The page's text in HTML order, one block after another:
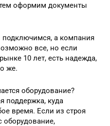
оформим документы
подключимся, а компания
все, но если
10 лет, есть надежда,
же.
оборудование?
поддержка, куда
время. Если из строя
оборудование,